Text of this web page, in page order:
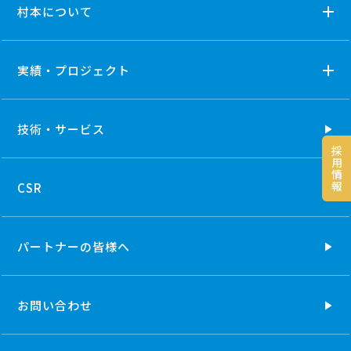
採
用
情
報
村本について
実績・プロジェクト
技術・ サービス
CSR
パートナーの皆様へ
お問い合わせ